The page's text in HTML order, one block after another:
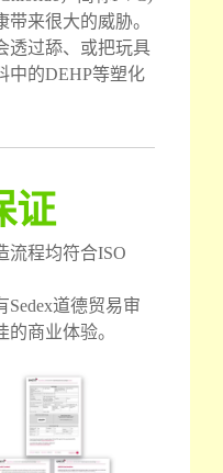
来很大的威胁。
透过舔、或把玩具
中的DEHP等塑化
证
流程均符合ISO
Sedex道德贸易审
商业体验。